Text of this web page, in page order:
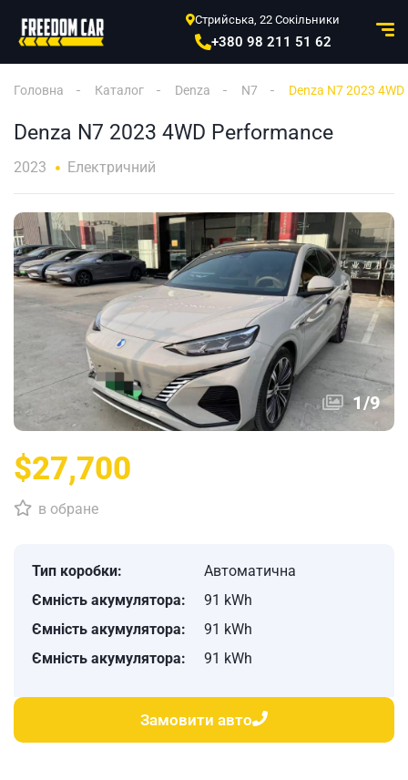
Стрийська, 22 Сокільники
+380 98 211 51 62
Головна Каталог Denza N7 Denza N7 2023
Denza N7 2023 4WD Performance
2023 Електричний
1/9
$27,700
в обране
Тип коробки:
Автоматична
Ємність акумулятора:
91 kWh
Ємність акумулятора:
91 kWh
Ємність акумулятора:
91 kWh
Замовити авто